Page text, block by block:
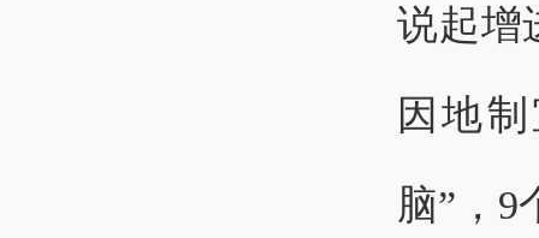
说起增
因地
脑”，9